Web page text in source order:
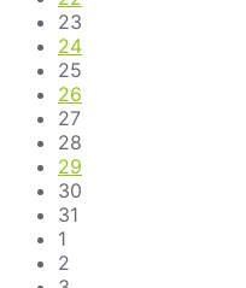
23
24
25
26
27
28
29
30
31
1
2